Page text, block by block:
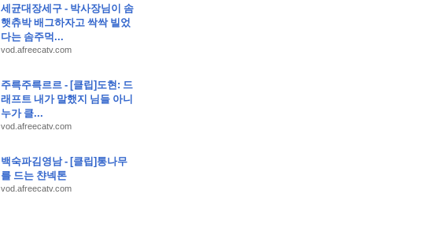
세균대장세구 - 박사장님이 솜
햇츄박 배그하자고 싹싹 빌었
다는 솜주먹...
vod.afreecatv.com
주륵주륵르르 - [클립]도현: 드
래프트 내가 말했지 님들 아니
누가 클...
vod.afreecatv.com
백숙파김영남 - [클립]통나무
를 드는 챤넥톤
vod.afreecatv.com